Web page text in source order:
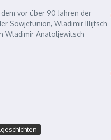
vor über 90 Jahren der
Sowjetunion, Wladimir Illijtsch
Wladimir Anatoljewitsch